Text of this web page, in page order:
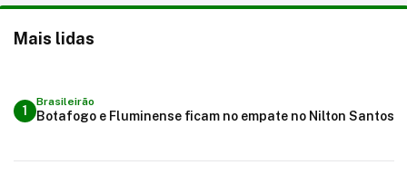
Mais lidas
1
Brasileirão
Botafogo e Fluminense ficam no empate no Nilton Santos